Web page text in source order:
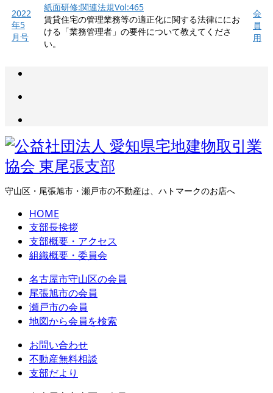
2022
年5
月号
紙面研修:関連法規Vol:465
賃貸住宅の管理業務等の適正化に関する法律ににお
ける「業務管理者」の要件について教えてくださ
い。
会
員
用
守山区・尾張旭市・瀬戸市の不動産は、ハトマークのお店へ
HOME
支部長挨拶
支部概要・アクセス
組織概要・委員会
名古屋市守山区の会員
尾張旭市の会員
瀬戸市の会員
地図から会員を検索
お問い合わせ
不動産無料相談
支部だより